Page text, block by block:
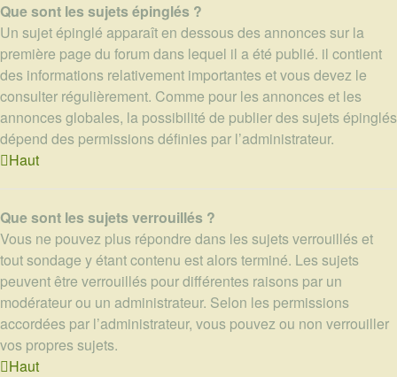
Que sont les sujets épinglés ?
Un sujet épinglé apparaît en dessous des annonces sur la
première page du forum dans lequel il a été publié. il contient
des informations relativement importantes et vous devez le
consulter régulièrement. Comme pour les annonces et les
annonces globales, la possibilité de publier des sujets épinglés
dépend des permissions définies par l’administrateur.
Haut
Que sont les sujets verrouillés ?
Vous ne pouvez plus répondre dans les sujets verrouillés et
tout sondage y étant contenu est alors terminé. Les sujets
peuvent être verrouillés pour différentes raisons par un
modérateur ou un administrateur. Selon les permissions
accordées par l’administrateur, vous pouvez ou non verrouiller
vos propres sujets.
Haut